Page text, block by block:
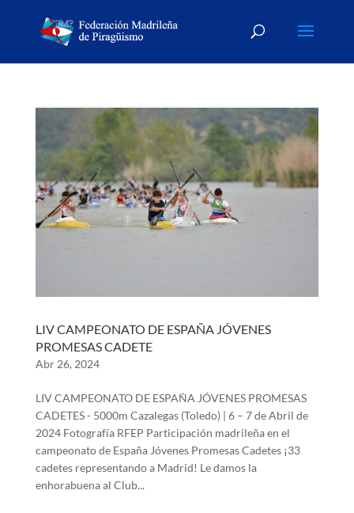
LIV CAMPEONATO DE ESPAÑA JÓVENES
PROMESAS CADETE
Abr 26, 2024
LIV CAMPEONATO DE ESPAÑA JÓVENES PROMESAS
CADETES - 5000m Cazalegas (Toledo) | 6 – 7 de Abril de
2024 Fotografía RFEP Participación madrileña en el
campeonato de España Jóvenes Promesas Cadetes ¡33
cadetes representando a Madrid! Le damos la
enhorabuena al Club...